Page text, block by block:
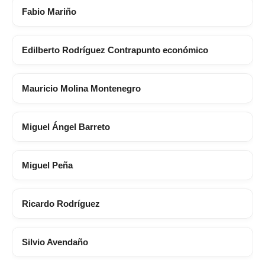
Fabio Mariño
Edilberto Rodríguez Contrapunto económico
Mauricio Molina Montenegro
Miguel Ángel Barreto
Miguel Peña
Ricardo Rodríguez
Silvio Avendaño